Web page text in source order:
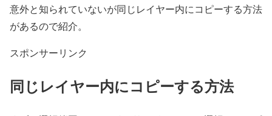
意外と知られていないが同じレイヤー内にコピーする方法
があるので紹介。
スポンサーリンク
同じレイヤー内にコピーする方法